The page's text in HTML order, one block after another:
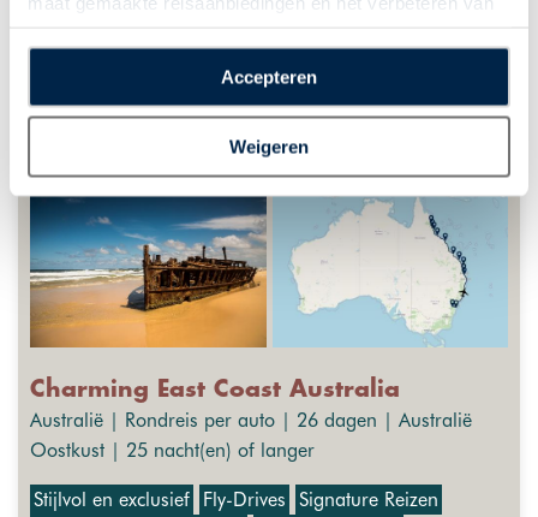
plaatsen van alle hierboven beschreven cookies en
technologieën, waarmee persoonlijke gegevens kunnen
worden verzameld. Indien u kiest voor “Weigeren”
plaatsen wij enkel functionele cookies, en zal er geen
sprake zijn van gepersonaliseerde content.
Accepteren
Weigeren
Charming East Coast Australia
Australië | Rondreis per auto | 26 dagen | Australië
Oostkust | 25 nacht(en) of langer
Stijlvol en exclusief Fly-Drives
Signature Reizen